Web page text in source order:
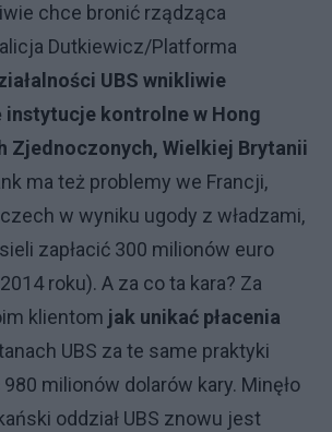
chce bronić rządząca
Dutkiewicz/Platforma
UBS wnikliwie
instytucje kontrolne w Hong
Zjednoczonych, Wielkiej Brytanii
ma też problemy we Francji,
w wyniku ugody z władzami,
zapłacić 300 milionów euro
roku). A za co ta kara? Za
klientom jak unikać płacenia
UBS za te same praktyki
980 milionów dolarów kary. Minęło
oddział UBS znowu jest